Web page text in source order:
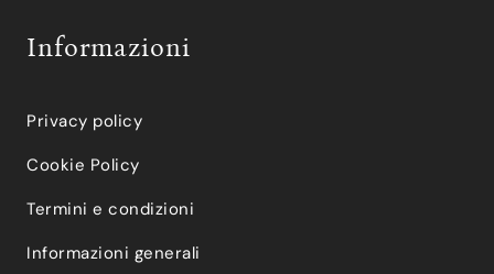
Informazioni
Privacy policy
Cookie Policy
Termini e condizioni
Informazioni generali